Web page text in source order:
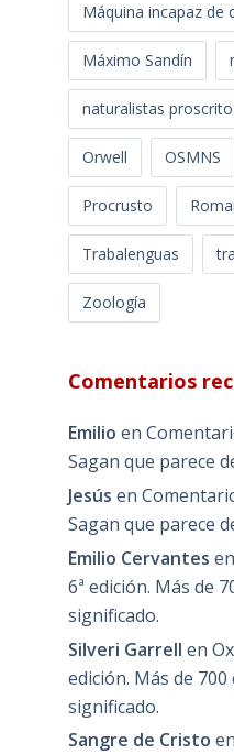
Máquina incapaz de
Máximo Sandín
naturalistas
Orwell OSMNS
Procrusto
Trabalenguas
Zoología
Comentarios
Emilio en
Sagan que parece
Jesús en
Sagan que parece
Emilio Cervantes en
6ª edición. Más de
significado.
Silveri Garrell en
edición. Más de
significado.
Sangre de Cristo en